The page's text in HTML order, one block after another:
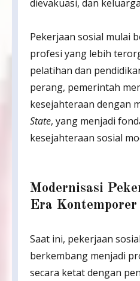
dievakuasi, dan
Pekerjaan sosial mulai
profesi yang lebih
pelatihan dan
perang, pemerintah
kesejahteraan dengan
State, yang menjadi
kesejahteraan sosial
Modernisasi
Era Kontemporer
Saat ini, pekerjaan
berkembang menjadi
secara ketat dengan